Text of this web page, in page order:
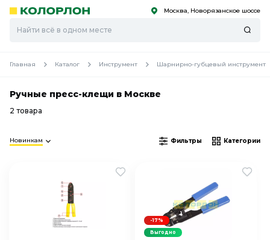
Скоро
Скоро Москва, Новорязанское шоссе
Главная Каталог Инструмент Шарнирно-губцевый инструмент
Ручные пресс-клещи в Москве
2 товара
Новинкам Фильтры Категории
-17%
Выгодно